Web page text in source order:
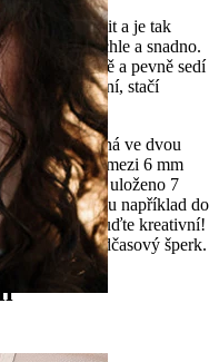
klasický závit a je tak
vkládat rychle a snadno.
bezpečně a pevně sedí
trochu uvolní, stačí
a je dostupná ve dvou
vybrat mezi 6 mm
labretě je uloženo 7
sednou například do
jen na vás - buďte kreativní!
z něj dělá nadčasový šperk.